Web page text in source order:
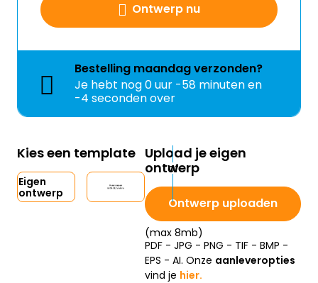
Ontwerp nu
Bestelling maandagverzonden?
Je hebt nog0 uur -58 minuten en
-4 seconden over
Kies een template
Eigen
ontwerp
Upload je eigen
ontwerp
Ontwerp uploaden
(max 8mb)
PDF - JPG - PNG - TIF - BMP -
EPS - AI. Onze aanleveropties
vind je hier.